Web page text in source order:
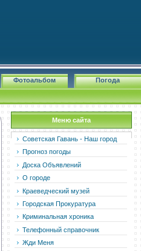
Погода
Фотоальбом
Меню сайта
Советская Гавань - Наш город
Прогноз погоды
Доска Объявлений
О городе
Краеведческий музей
Городская Прокуратура
Криминальная хроника
Телефонный справочник
Жди Меня